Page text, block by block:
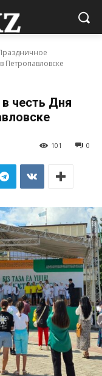
Петропавловске
честь Дня
0
101